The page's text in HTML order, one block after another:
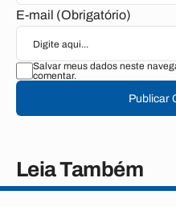
E-mail (Obrigatório)
Salvar meus dados neste
comentar.
Publicar
Leia Também